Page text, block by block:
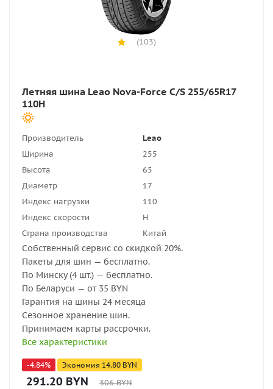
(103)
Летняя шина Leao Nova-Force C/S 255/65R17
110H
Производитель
Leao
Ширина
255
Высота
65
Диаметр
17
Индекс нагрузки
110
Индекс скорости
H
Страна производства
Китай
Собственный сервис со скидкой 20%.
Пакеты для шин — бесплатно.
По Минску (4 шт.) — бесплатно.
По Беларуси — от 35 BYN
Гарантия на шины 24 месяца
Сезонное хранение шин.
Принимаем карты рассрочки.
Все характеристики
-4.84% Экономия 14.80 BYN
291.20 BYN 306BYN